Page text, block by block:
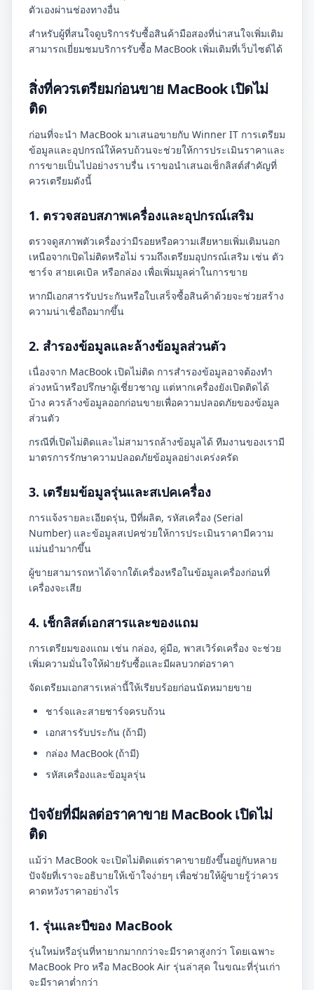
ตัวเองผ่านช่องทางอื่น
สำหรับผู้ที่สนใจดูบริการรับซื้อสินค้ามือสองที่น่าสนใจเพิ่มเติม
สามารถเยี่ยมชมบริการรับซื้อ MacBook เพิ่มเติมที่เว็บไซต์ได้
สิ่งที่ควรเตรียมก่อนขาย MacBook เปิดไม่
ติด
ก่อนที่จะนำ MacBook มาเสนอขายกับ Winner IT การเตรียม
ข้อมูลและอุปกรณ์ให้ครบถ้วนจะช่วยให้การประเมินราคาและ
การขายเป็นไปอย่างราบรื่น เราขอนำเสนอเช็กลิสต์สำคัญที่
ควรเตรียมดังนี้
1. ตรวจสอบสภาพเครื่องและอุปกรณ์เสริม
ตรวจดูสภาพตัวเครื่องว่ามีรอยหรือความเสียหายเพิ่มเติมนอก
เหนือจากเปิดไม่ติดหรือไม่ รวมถึงเตรียมอุปกรณ์เสริม เช่น ตัว
ชาร์จ สายเคเบิล หรือกล่อง เพื่อเพิ่มมูลค่าในการขาย
หากมีเอกสารรับประกันหรือใบเสร็จซื้อสินค้าด้วยจะช่วยสร้าง
ความน่าเชื่อถือมากขึ้น
2. สำรองข้อมูลและล้างข้อมูลส่วนตัว
เนื่องจาก MacBook เปิดไม่ติด การสำรองข้อมูลอาจต้องทำ
ล่วงหน้าหรือปรึกษาผู้เชี่ยวชาญ แต่หากเครื่องยังเปิดติดได้
บ้าง ควรล้างข้อมูลออกก่อนขายเพื่อความปลอดภัยของข้อมูล
ส่วนตัว
กรณีที่เปิดไม่ติดและไม่สามารถล้างข้อมูลได้ ทีมงานของเรามี
มาตรการรักษาความปลอดภัยข้อมูลอย่างเคร่งครัด
3. เตรียมข้อมูลรุ่นและสเปคเครื่อง
การแจ้งรายละเอียดรุ่น, ปีที่ผลิต, รหัสเครื่อง (Serial
Number) และข้อมูลสเปคช่วยให้การประเมินราคามีความ
แม่นยำมากขึ้น
ผู้ขายสามารถหาได้จากใต้เครื่องหรือในข้อมูลเครื่องก่อนที่
เครื่องจะเสีย
4. เช็กลิสต์เอกสารและของแถม
การเตรียมของแถม เช่น กล่อง, คู่มือ, พาสเวิร์ดเครื่อง จะช่วย
เพิ่มความมั่นใจให้ฝ่ายรับซื้อและมีผลบวกต่อราคา
จัดเตรียมเอกสารเหล่านี้ให้เรียบร้อยก่อนนัดหมายขาย
ชาร์จและสายชาร์จครบถ้วน
เอกสารรับประกัน (ถ้ามี)
กล่อง MacBook (ถ้ามี)
รหัสเครื่องและข้อมูลรุ่น
ปัจจัยที่มีผลต่อราคาขาย MacBook เปิดไม่
ติด
แม้ว่า MacBook จะเปิดไม่ติดแต่ราคาขายยังขึ้นอยู่กับหลาย
ปัจจัยที่เราจะอธิบายให้เข้าใจง่ายๆ เพื่อช่วยให้ผู้ขายรู้ว่าควร
คาดหวังราคาอย่างไร
1. รุ่นและปีของ MacBook
รุ่นใหม่หรือรุ่นที่หายากมากกว่าจะมีราคาสูงกว่า โดยเฉพาะ
MacBook Pro หรือ MacBook Air รุ่นล่าสุด ในขณะที่รุ่นเก่า
จะมีราคาต่ำกว่า